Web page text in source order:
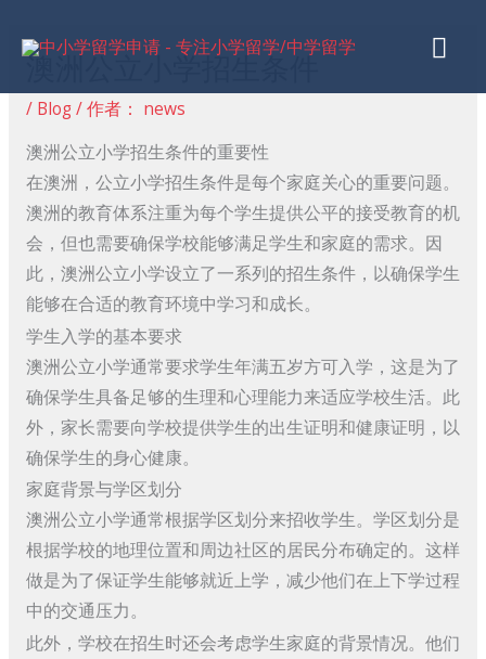
主
菜
澳洲公立小学招生条件
/ Blog/ 作者： news
澳洲公立小学招生条件的重要性
在澳洲，公立小学招生条件是每个家庭关心的重要问题。
澳洲的教育体系注重为每个学生提供公平的接受教育的机
会，但也需要确保学校能够满足学生和家庭的需求。因
此，澳洲公立小学设立了一系列的招生条件，以确保学生
能够在合适的教育环境中学习和成长。
学生入学的基本要求
澳洲公立小学通常要求学生年满五岁方可入学，这是为了
确保学生具备足够的生理和心理能力来适应学校生活。此
外，家长需要向学校提供学生的出生证明和健康证明，以
确保学生的身心健康。
家庭背景与学区划分
澳洲公立小学通常根据学区划分来招收学生。学区划分是
根据学校的地理位置和周边社区的居民分布确定的。这样
做是为了保证学生能够就近上学，减少他们在上下学过程
中的交通压力。
此外，学校在招生时还会考虑学生家庭的背景情况。他们